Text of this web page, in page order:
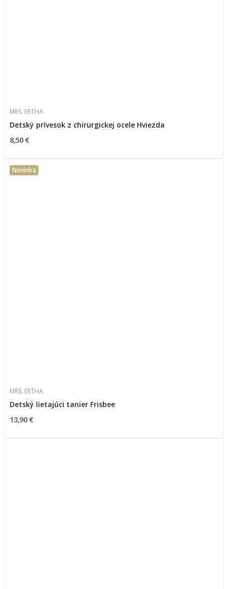
MRS. ERTHA
Detský prívesok z chirurgickej ocele Hviezda
8,50 €
Novinka
MRS. ERTHA
Detský lietajúci tanier Frisbee
13,90 €